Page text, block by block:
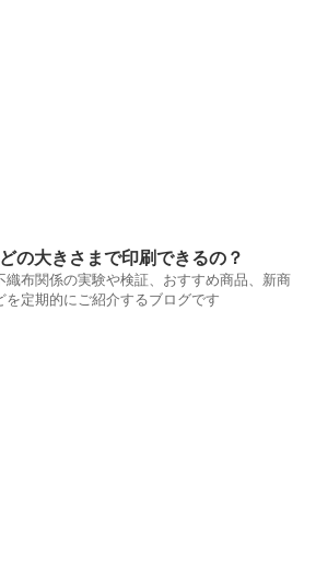
の大きさまで印刷できるの？
織布関係の実験や検証、おすすめ商品、新商
を定期的にご紹介するブログです